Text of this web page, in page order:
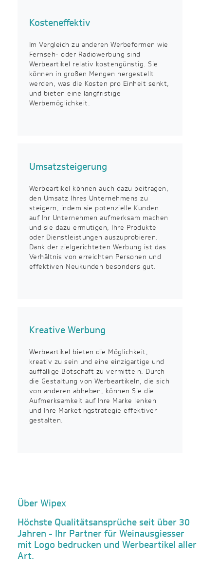
Kosteneffektiv
Im Vergleich zu anderen Werbeformen wie
Fernseh- oder Radiowerbung sind
Werbeartikel relativ kostengünstig. Sie
können in großen Mengen hergestellt
werden, was die Kosten pro Einheit senkt,
und bieten eine langfristige
Werbemöglichkeit.
Umsatzsteigerung
Werbeartikel können auch dazu beitragen,
den Umsatz Ihres Unternehmens zu
steigern, indem sie potenzielle Kunden
auf Ihr Unternehmen aufmerksam machen
und sie dazu ermutigen, Ihre Produkte
oder Dienstleistungen auszuprobieren.
Dank der zielgerichteten Werbung ist das
Verhältnis von erreichten Personen und
effektiven Neukunden besonders gut.
Kreative Werbung
Werbeartikel bieten die Möglichkeit,
kreativ zu sein und eine einzigartige und
auffällige Botschaft zu vermitteln. Durch
die Gestaltung von Werbeartikeln, die sich
von anderen abheben, können Sie die
Aufmerksamkeit auf Ihre Marke lenken
und Ihre Marketingstrategie effektiver
gestalten.
Über Wipex
Höchste Qualitätsansprüche seit über 30
Jahren - Ihr Partner für Weinausgiesser
mit Logo bedrucken und Werbeartikel aller
Art.